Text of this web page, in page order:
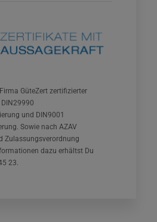
GüteZert zertifizierter
und DIN9001
Sowie nach AZAV
Zulassungsverordnung
dazu erhältst Du
23.